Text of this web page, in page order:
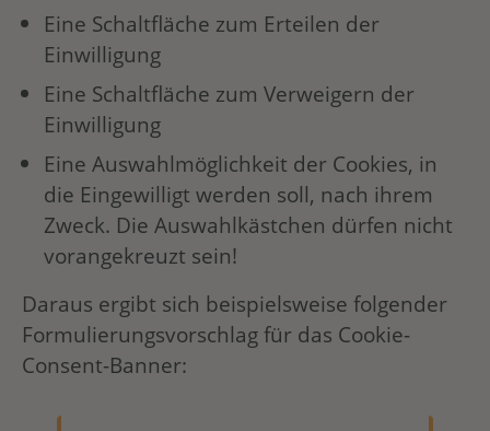
Eine Schaltfläche zum Erteilen der
Einwilligung
Eine Schaltfläche zum Verweigern der
Einwilligung
Eine Auswahlmöglichkeit der Cookies, in
die Eingewilligt werden soll, nach ihrem
Zweck. Die Auswahlkästchen dürfen nicht
vorangekreuzt sein!
Daraus ergibt sich beispielsweise folgender
Formulierungsvorschlag für das Cookie-
Consent-Banner: